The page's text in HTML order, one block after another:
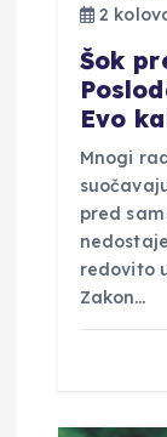
2
Šok
Evo
Mnogi
pred
redovito
Zakon…